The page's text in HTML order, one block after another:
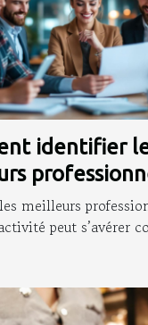
identifier
meilleurs
peut s’avérer